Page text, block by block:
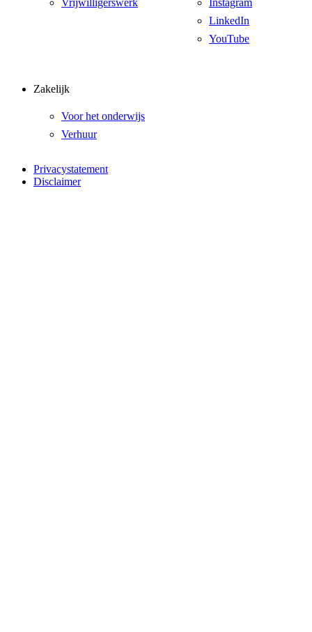
Vrijwilligerswerk
Instagram
LinkedIn
YouTube
Zakelijk
Voor het onderwijs
Verhuur
Privacystatement
Disclaimer